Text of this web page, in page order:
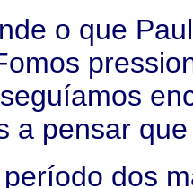
o que
a pensar
dos